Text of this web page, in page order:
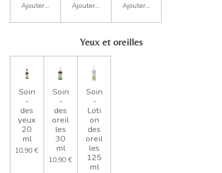
Ajouter au panierAjouter au panierAjouter au panier
Yeux et oreilles
Soin
-
des
yeux
20
ml
10,90 €
Soin
-
des
oreil
les
30
ml
10,90 €
Soin
-
Loti
on
des
oreil
les
125
ml